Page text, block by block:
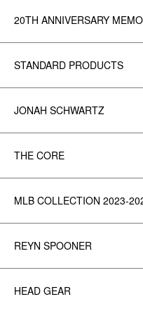
20TH ANNIVERSARY
STANDARD PRODUCTS
JONAH SCHWARTZ
THE CORE
MLB COLLECTION 2023-
REYN SPOONER
HEAD GEAR